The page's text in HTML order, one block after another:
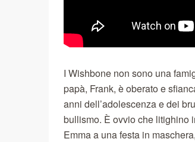
I Wishbone non sono una
papà, Frank, è oberato e
anni dell’adolescenza e dei
bullismo. È ovvio che litighino
Emma a una festa in